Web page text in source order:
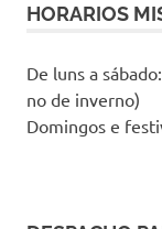
HORARIOS
De luns a
no de inverno)
Domingos e